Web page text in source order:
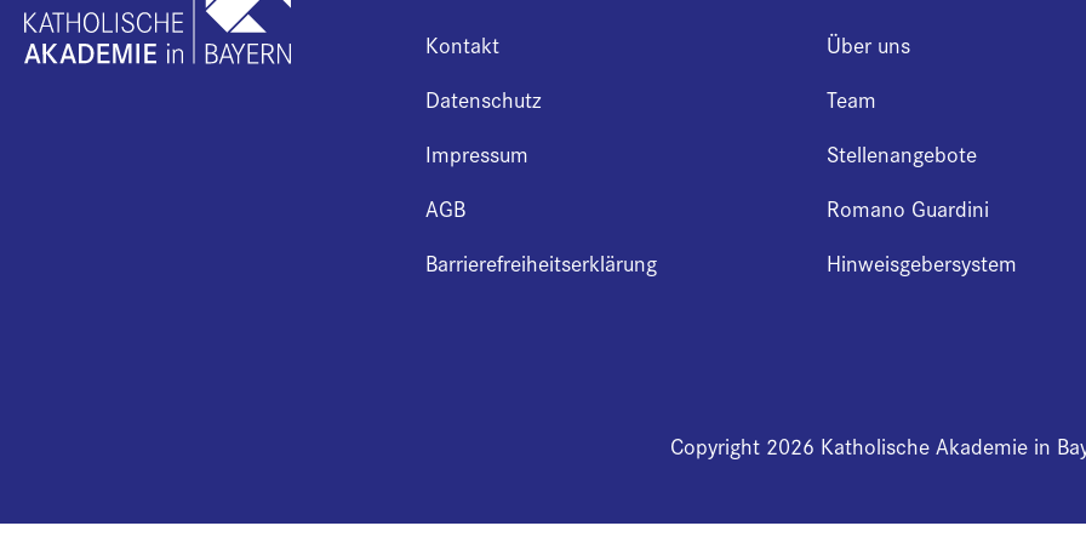
Kontakt
Datenschutz
Impressum
AGB
Barrierefreiheitserklärung
Über uns
Team
Stellenangebote
Romano Guardini
Hinweisgebersystem
Copyright 2026 Katholische Akademie in